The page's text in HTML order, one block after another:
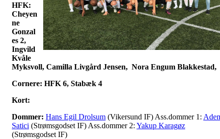
HFK:
Cheyen
ne
Gonzal
es 2,
Ingvild
Kvåle
Myksvoll, Camilla Livgård Jensen, Nora Engum Blakkestad,
Cornere: HFK 6, Stabæk 4
Kort:
Dommer: Hans Egil Drolsum (Vikersund IF) Ass.dommer 1:
Satici (Strømsgodset IF) Ass.dommer 2: Yakup Karagøz
(Strømsgodset IF)